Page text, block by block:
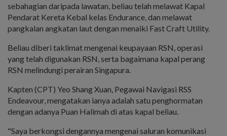
sebahagian daripada lawatan, beliau telah melawat Kapal
Pendarat Kereta Kebal kelas Endurance, dan melawat
pangkalan angkatan laut dengan menaiki Fast Craft Utility.
Beliau diberi taklimat mengenai keupayaan RSN, operasi
yang telah digunakan RSN, serta bagaimana kapal perang
RSN melindungi perairan Singapura.
Kapten (CPT) Yeo Shang Xuan, Pegawai Navigasi RSS
Endeavour, mengatakan ianya adalah satu penghormatan
dengan adanya Puan Halimah di atas kapal beliau.
"Saya berkongsi dengannya mengenai saluran komunikasi